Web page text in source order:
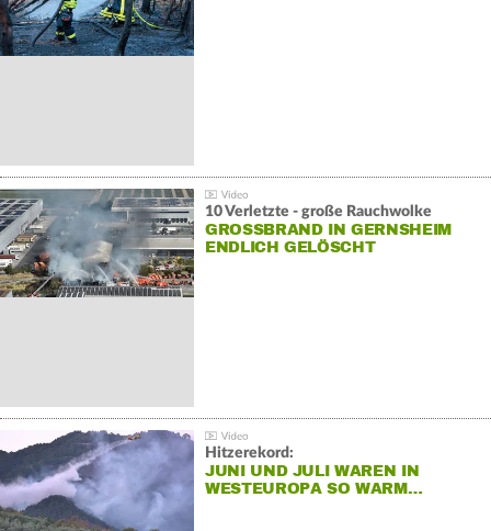
10 Verletzte - große Rauchwolke
GROSSBRAND IN GERNSHEIM E
NDLICH GELÖSCHT
Hitzerekord:
JUNI UND JULI WAREN IN
WESTEUROPA SO WARM…